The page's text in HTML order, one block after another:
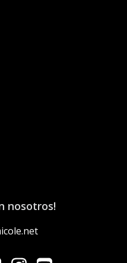
nosotros!